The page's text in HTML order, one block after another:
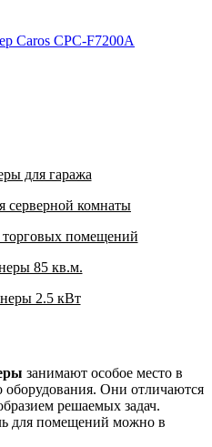
Caros CPC-F7200A
для гаража
серверной комнаты
помещений
85 кв.м.
2.5 кВт
занимают особое место в
оборудования. Они отличаются
решаемых задач.
для помещений можно в